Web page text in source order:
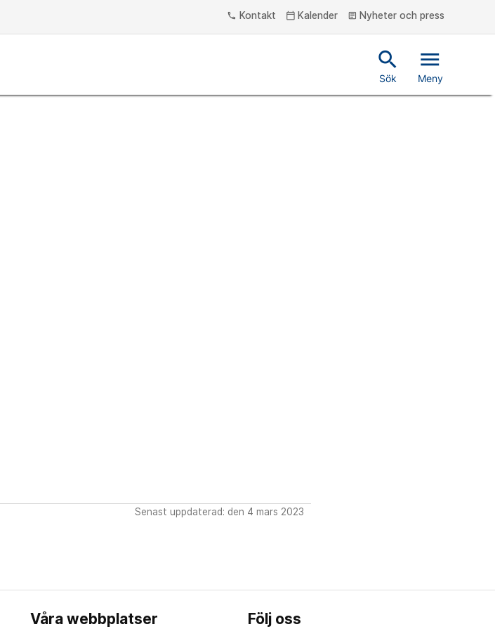
phone Kontakt calendar_today Kalender article Nyheter och press
search
Sök
menu
Meny
Senast uppdaterad: den 4 mars 2023
Våra webbplatser Följ oss